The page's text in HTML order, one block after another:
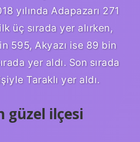
yılında Adapazarı 271
üç sırada yer alırken,
595, Akyazı ise 89 bin
yer aldı. Son sırada
Taraklı yer aldı.
güzel ilçesi